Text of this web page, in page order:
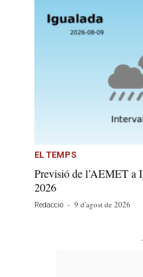
EL TEMPS
Previsió de l’AEMET a
2026
Redacció - 9 d'agost de 2026